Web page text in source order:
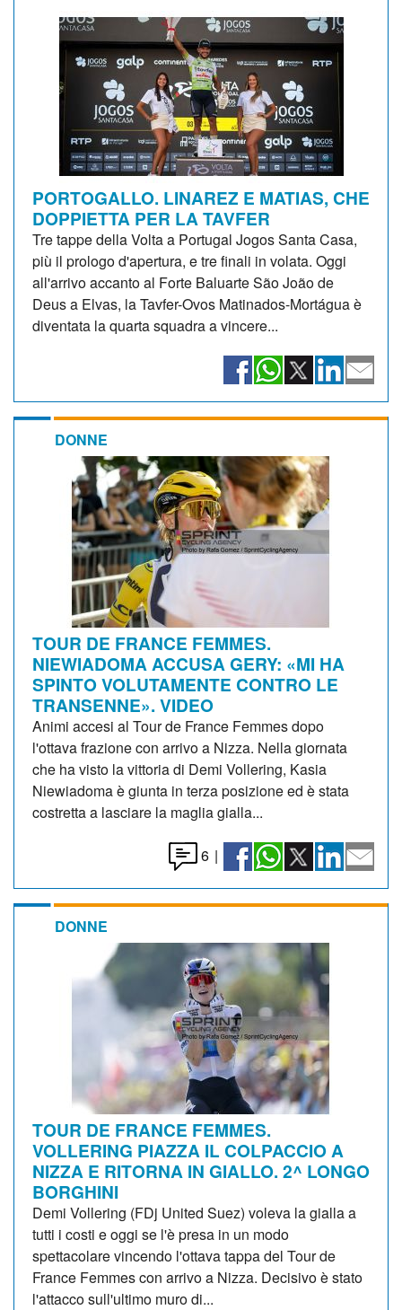
PORTOGALLO. LINAREZ E MATIAS, CHE
DOPPIETTA PER LA TAVFER
Tre tappe della Volta a Portugal Jogos Santa Casa,
più il prologo d'apertura, e tre finali in volata. Oggi
all'arrivo accanto al Forte Baluarte São João de
Deus a Elvas, la Tavfer-Ovos Matinados-Mortágua è
diventata la quarta squadra a vincere...
DONNE
TOUR DE FRANCE FEMMES.
NIEWIADOMA ACCUSA GERY: «MI HA
SPINTO VOLUTAMENTE CONTRO LE
TRANSENNE». VIDEO
Animi accesi al Tour de France Femmes dopo
l'ottava frazione con arrivo a Nizza. Nella giornata
che ha visto la vittoria di Demi Vollering, Kasia
Niewiadoma è giunta in terza posizione ed è stata
costretta a lasciare la maglia gialla...
6 |
DONNE
TOUR DE FRANCE FEMMES.
VOLLERING PIAZZA IL COLPACCIO A
NIZZA E RITORNA IN GIALLO. 2^ LONGO
BORGHINI
Demi Vollering (FDj United Suez) voleva la gialla a
tutti i costi e oggi se l'è presa in un modo
spettacolare vincendo l'ottava tappa del Tour de
France Femmes con arrivo a Nizza. Decisivo è stato
l'attacco sull'ultimo muro di...